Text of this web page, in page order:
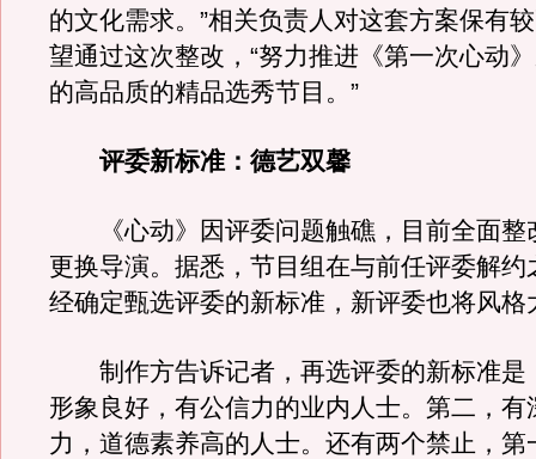
的文化需求。”相关负责人对这套方案保有
望通过这次整改，“努力推进《第一次心动
的高品质的精品选秀节目。”
评委新标准：德艺双馨
《心动》因评委问题触礁，目前全面整
更换导演。据悉，节目组在与前任评委解约
经确定甄选评委的新标准，新评委也将风格
制作方告诉记者，再选评委的新标准是
形象良好，有公信力的业内人士。第二，有
力，道德素养高的人士。还有两个禁止，第